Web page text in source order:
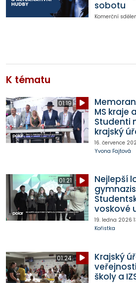
sobotu
Komerční
K tématu
01:19
MS kraje
Studenti
krajský
16. července
Yvona Fajtová
01:21
Nejlepší
voskové
19. ledna 2026
Kořistka
01:24
Krajský
školy a